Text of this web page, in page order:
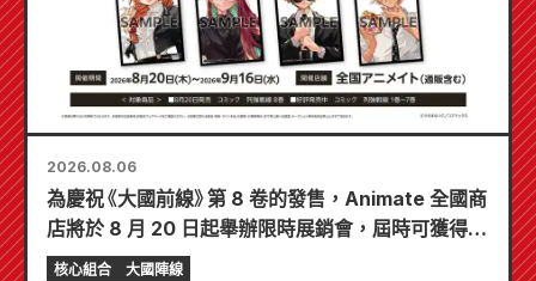
2026.08.06
為慶祝《大國前線》第 8 卷的發售，Animate 全國商
店將於 8 月 20 日起舉辦限時展銷會，屆時可獲得特
製迷你卡片（共 4 種）！
核心組合 大國陣線